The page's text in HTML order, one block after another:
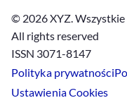
© 2026 XYZ.
All rights reserved
ISSN 3071-8147
Polityka prywatności
UstawieniaCookies